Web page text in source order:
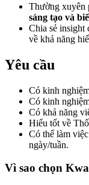
Thường xuyên
sáng tạo và
Chia sẻ insight
về khả năng
Yêu cầu
Có kinh
Có kinh
Có khả năng
Hiểu tốt về
Có thể làm
ngày/tuần.
Vì sao chọn